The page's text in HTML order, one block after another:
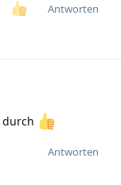
Antworten
durch
Antworten